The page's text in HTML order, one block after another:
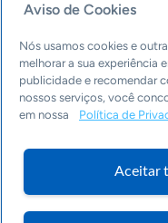
Economia &
Inovação &
Cultura
Dados
Arquivo
Aviso de Cookies
Nós usamos cookies e
melhorar a sua experiência
publicidade e recomendar
nossos serviços, você
em nossa
Política de
Aceitar